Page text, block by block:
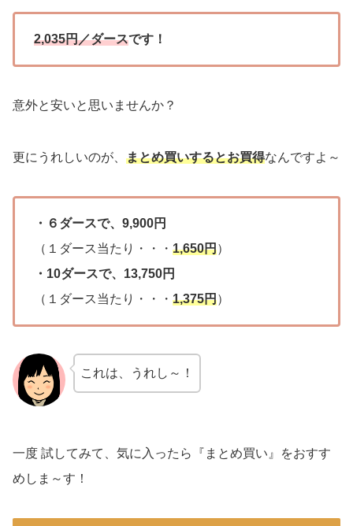
2,035円／ダースです！
意外と安いと思いませんか？
更にうれしいのが、 まとめ買いするとお買得なんですよ～
・６ダースで、9,900円
（１ダース当たり・・・ 1,650円）
・10ダースで、13,750円
（１ダース当たり・・・ 1,375円）
これは、うれし～！
一度 試してみて、気に入ったら『まとめ買い』をおすす
めしま～す！